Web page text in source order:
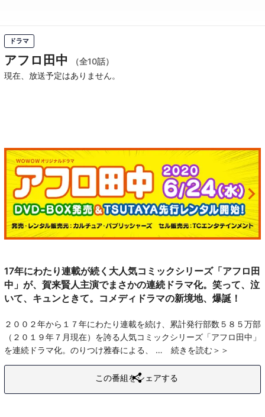
ドラマ
アフロ田中
（全10話）
現在、放送予定はありません。
17年にわたり連載が続く大人気コミックシリーズ「アフロ田
中」が、賀来賢人主演でまさかの連続ドラマ化。笑って、泣
いて、キュンときて。コメディドラマの新境地、爆誕！
２００２年から１７年にわたり連載を続け、累計発行部数５８５万部
（２０１９年７月現在）を誇る人気コミックシリーズ「アフロ田中」
を連続ドラマ化。のりつけ雅春による、
続きを読む
この番組をシェアする